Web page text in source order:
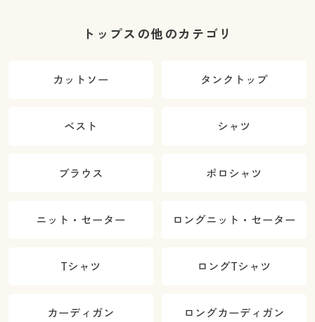
トップスの他のカテゴリ
カットソー タンクトップ
ベスト シャツ
ブラウス ポロシャツ
ニット・セーター ロングニット・セーター
Tシャツ ロングTシャツ
カーディガン ロングカーディガン